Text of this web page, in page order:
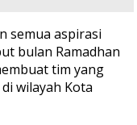
semua aspirasi
bulan Ramadhan
tim yang
wilayah Kota